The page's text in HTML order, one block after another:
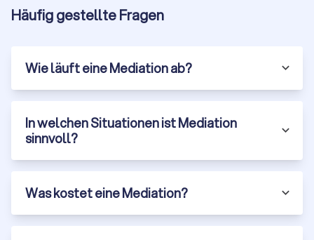
Zusammenarbeit und Verständigung abzielt, trägt sie
dazu bei, die Beziehungen zwischen den Parteien zu
Zukunft miteinander zu tun haben werden, wie in
Kreative und maßgeschneiderte Lösungen:In der
Mediation sind die Parteien nicht an die starren Regeln
eines Gerichtsverfahrens gebunden. Sie können kreative
und maßgeschneiderte Lösungen erarbeiten, die ihren
spezifischen Bedürfnissen und Interessen entsprechen.
Arten der Mediation in Eitorf
Man kann Mediation in verschiedenen Kontexten anwenden,
Häufig gestellte Fragen
Wie läuft eine Mediation ab?
In welchen Situationen ist Mediation
sinnvoll?
Was kostet eine Mediation?